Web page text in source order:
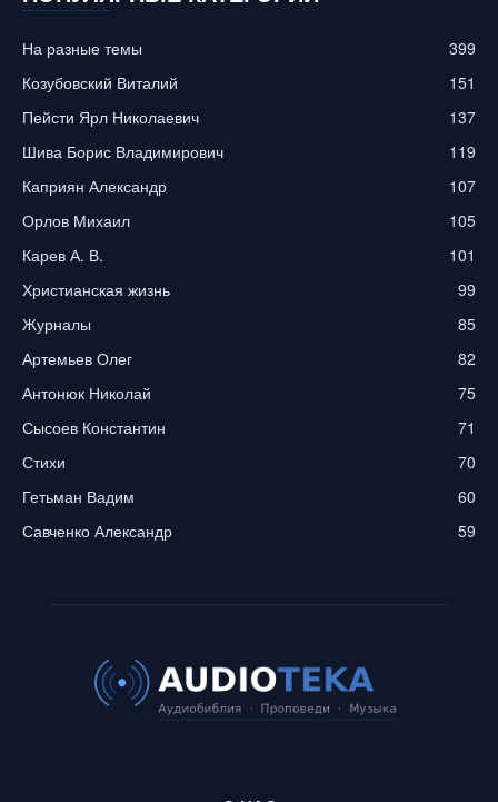
На разные темы
399
Козубовский Виталий
151
Пейсти Ярл Николаевич
137
Шива Борис Владимирович
119
Каприян Александр
107
Орлов Михаил
105
Карев А. В.
101
Христианская жизнь
99
Журналы
85
Артемьев Олег
82
Антонюк Николай
75
Сысоев Константин
71
Стихи
70
Гетьман Вадим
60
Савченко Александр
59